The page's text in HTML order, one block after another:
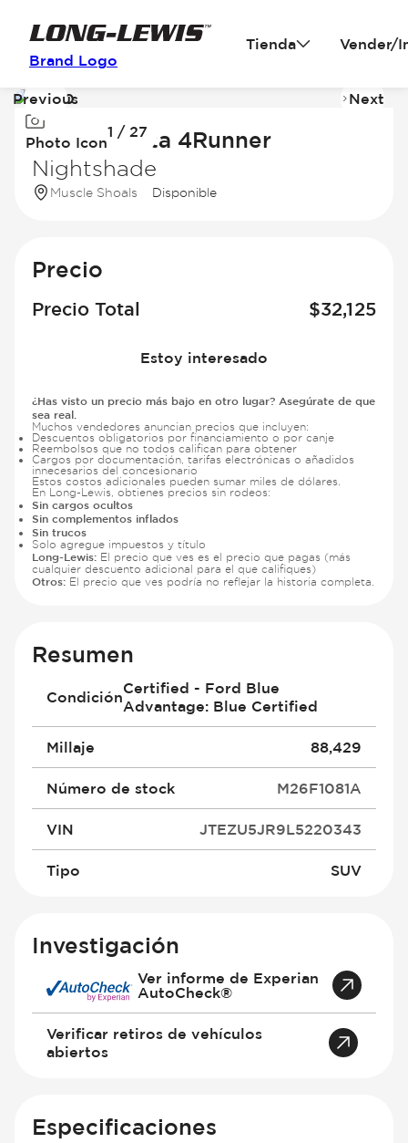
Brand Logo
Tienda Vender/
Image
of
Photo Icon
1 / 27
Previous Next
2020 Toyota 4Runner
Nightshade
Muscle Shoals Disponible
Precio
Precio Total $32,125
Estoy interesado
¿Has visto un precio más bajo en otro lugar? Asegúrate de que
sea real.
Muchos vendedores anuncian precios que incluyen:
Descuentos obligatorios por financiamiento o por canje
Reembolsos que no todos califican para obtener
Cargos por documentación, tarifas electrónicas o añadidos
innecesarios del concesionario
Estos costos adicionales pueden sumar miles de dólares.
En Long-Lewis, obtienes precios sin rodeos:
Sin cargos ocultos
Sin complementos inflados
Sin trucos
Solo agregue impuestos y título
Long-Lewis: El precio que ves es el precio que pagas (más
cualquier descuento adicional para el que califiques)
Otros: El precio que ves podría no reflejar la historia completa.
Resumen
Condición
Certified - Ford Blue
Advantage: Blue Certified
Millaje 88,429
Número de stock M26F1081A
VIN JTEZU5JR9L5220343
Tipo SUV
Investigación
Ver informe de Experian
AutoCheck®
Verificar retiros de vehículos
abiertos
Especificaciones